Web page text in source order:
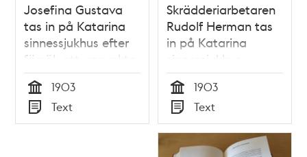
Josefina Gustava
tas in på Katarina
sinnessjukhus efter
försök att uppvakta
kungen – sjukjournal
1903
Tid
1903
Typ
Text
Skrädderiarbetaren
Rudolf Herman tas
in på Katarina
sinnessjukhus –
sjukjournal 1903
Tid
1903
Typ
Text